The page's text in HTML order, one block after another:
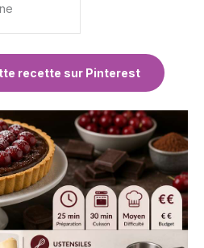
recette sur Pinterest